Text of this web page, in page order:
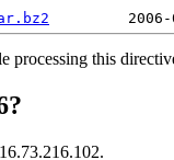
processing this